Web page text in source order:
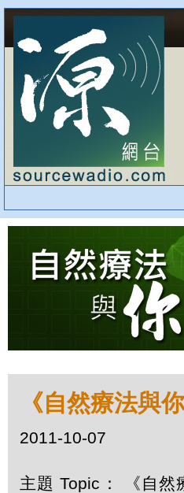
《自然療法與
2011-10-07
主題 Topic： 《自然